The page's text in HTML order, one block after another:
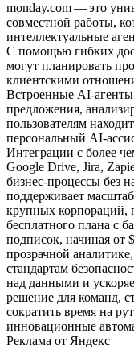
monday.com — это
совместной работы,
интеллектуальные
С помощью гибких
могут планировать
клиентскими
Встроенные
предложения,
пользователям
персональный
Интеграции с более
Google Drive, Jira,
бизнес‑процессы без
поддерживает
крупных корпораций,
бесплатного плана с
подписок, начиная от
прозрачной
стандартам
над данными и
решение для команд,
сократить время на
инновационные
Реклама от Яндекс